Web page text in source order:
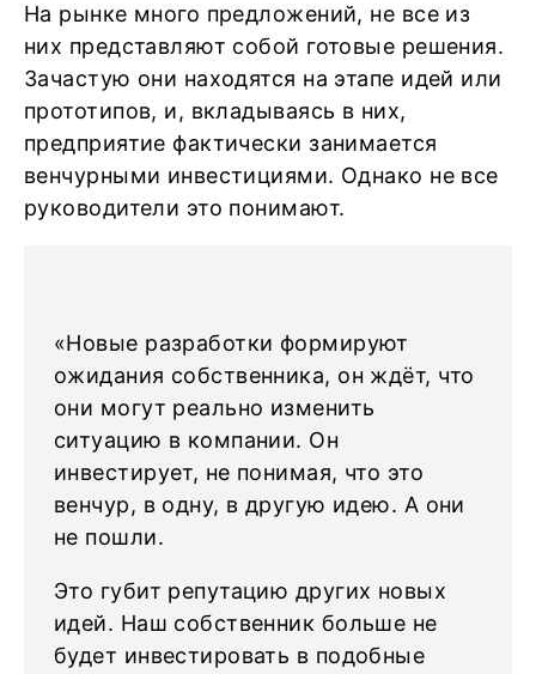
На рынке много предложений, не все из
них представляют собой готовые решения.
Зачастую они находятся на этапе идей или
прототипов, и, вкладываясь в них,
предприятие фактически занимается
венчурными инвестициями. Однако не все
руководители это понимают.
«Новые разработки формируют
ожидания собственника, он ждёт, что
они могут реально изменить
ситуацию в компании. Он
инвестирует, не понимая, что это
венчур, в одну, в другую идею. А они
не пошли.
Это губит репутацию других новых
идей. Наш собственник больше не
будет инвестировать в подобные